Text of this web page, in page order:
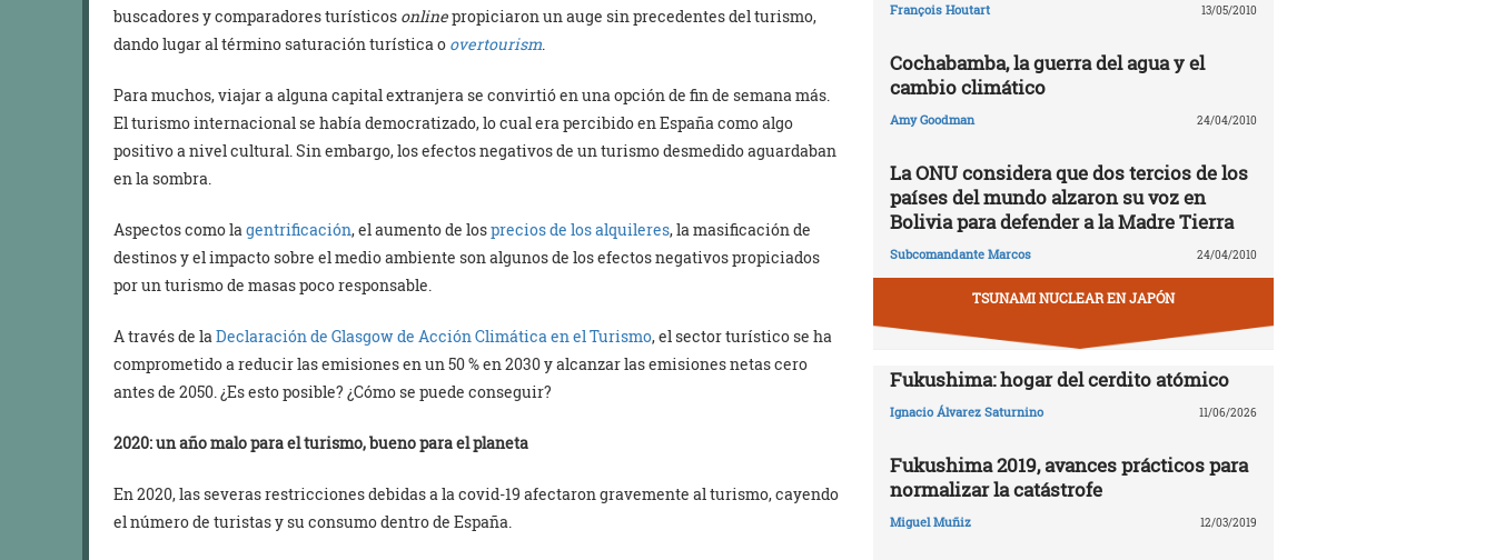
buscadores y comparadores turísticos onlinepropiciaron un auge sin precedentes del turismo,
dando lugar al término saturación turística o overtourism
Para muchos, viajar a alguna capital extranjera se convirtió en una opción de fin de semana más.
El turismo internacional se había democratizado, lo cual era percibido en España como algo
positivo a nivel cultural. Sin embargo, los efectos negativos de un turismo desmedido aguardaban
en la sombra.
Aspectos como la gentrificación, el aumento de losprecios de los alquileres, la masificación de
destinos y el impacto sobre el medio ambiente son algunos de los efectos negativos propiciados
por un turismo de masas poco responsable.
A través de la Declaración de Glasgow de Acción Climática en el Turismo, el sector turístico se ha
comprometido a reducir las emisiones en un 50 % en 2030 y alcanzar las emisiones netas cero
antes de 2050. ¿Es esto posible? ¿Cómo se puede conseguir?
2020: un año malo para el turismo, bueno para el planeta
En 2020, las severas restricciones debidas a la covid-19 afectaron gravemente al turismo, cayendo
el número de turistas y su consumo dentro de España.
François Houtart 13/05/2010
Cochabamba, la guerra del agua y el
cambio climático
Amy Goodman 24/04/2010
La ONU considera que dos tercios de los
países del mundo alzaron su voz en
Bolivia para defender a la Madre Tierra
Subcomandante Marcos 24/04/2010
TSUNAMI NUCLEAR EN JAPÓN
Fukushima: hogar del cerdito atómico
Ignacio Álvarez Saturnino 11/06/2026
Fukushima 2019, avances prácticos para
normalizar la catástrofe
Miguel Muñiz 12/03/2019